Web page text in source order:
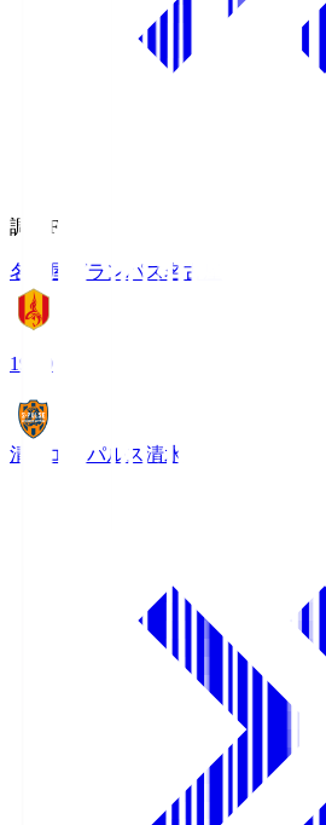
調布FM
名古屋グランパス名古屋
19:00
清水エスパルス 清水